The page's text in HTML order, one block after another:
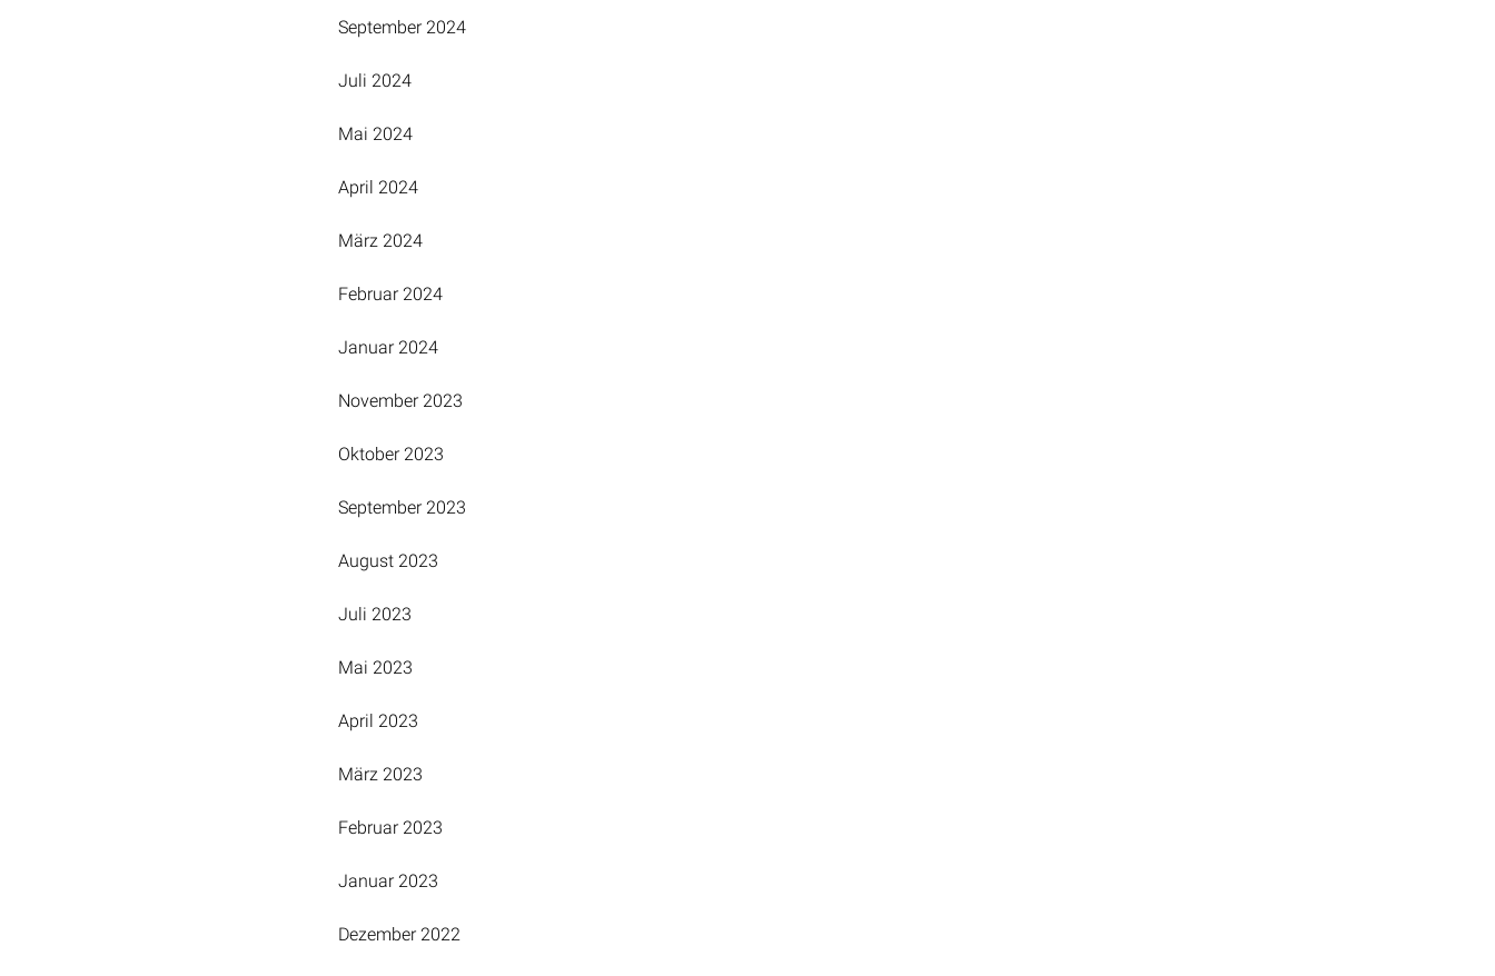
September 2024
Juli 2024
Mai 2024
April 2024
März 2024
Februar 2024
Januar 2024
November 2023
Oktober 2023
September 2023
August 2023
Juli 2023
Mai 2023
April 2023
März 2023
Februar 2023
Januar 2023
Dezember 2022